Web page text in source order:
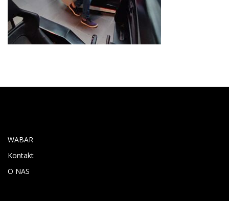
WABAR
Kontakt
O NAS